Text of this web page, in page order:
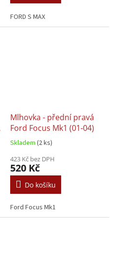
FORD S MAX
Mlhovka - přední pravá
Ford Focus Mk1 (01-04)
Skladem (2 ks)
423 Kč bez DPH
520 Kč
Do košíku
Ford Focus Mk1